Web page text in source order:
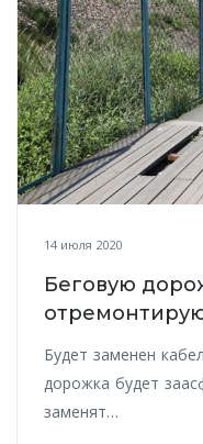
14 июля 2020
Беговую
Будет заменен
дорожка будет
заменят…